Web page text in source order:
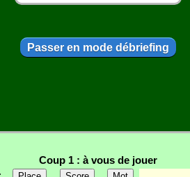
Passer en mode débriefing
Coup 1 : à vous de jouer